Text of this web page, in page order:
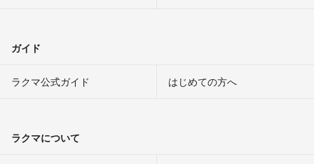
ガイド
ラクマ公式ガイド はじめての方へ
ラクマについて